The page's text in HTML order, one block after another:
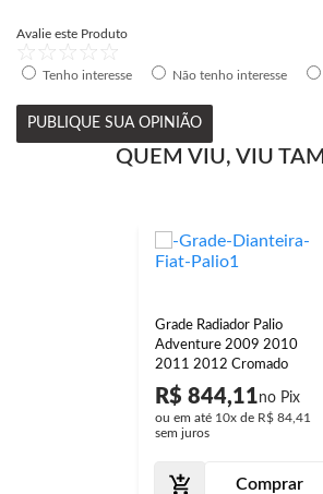
Avalie este Produto
Tenho interesse Não tenho interesse
PUBLIQUE SUA OPINIÃO
QUEM VIU, VIU
Grade Radiador Palio
Adventure 2009 2010
2011 2012 Cromado
R$ 844,11
ou em até 10xde R$ 84,41
sem juros
Comprar